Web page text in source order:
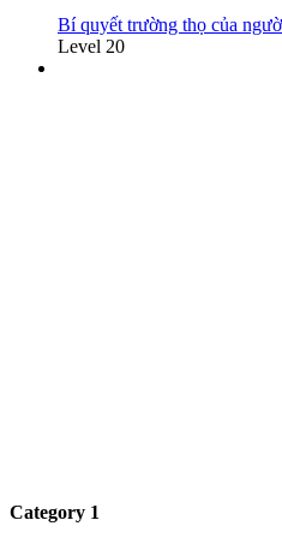
Bí quyết trường thọ của
Level 20
Category 1